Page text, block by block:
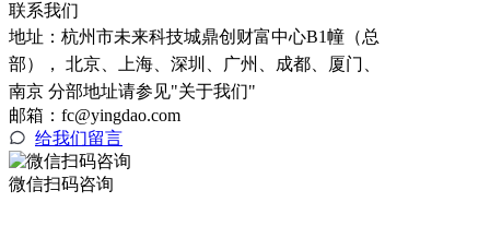
联系我们
地址： 杭州市未来科技城鼎创财富中心B1幢（总
部）， 北京、上海、深圳、广州、成都、厦门、
南京 分部地址请参见"关于我们"
邮箱：fc@yingdao.com
给我们留言
微信扫码咨询